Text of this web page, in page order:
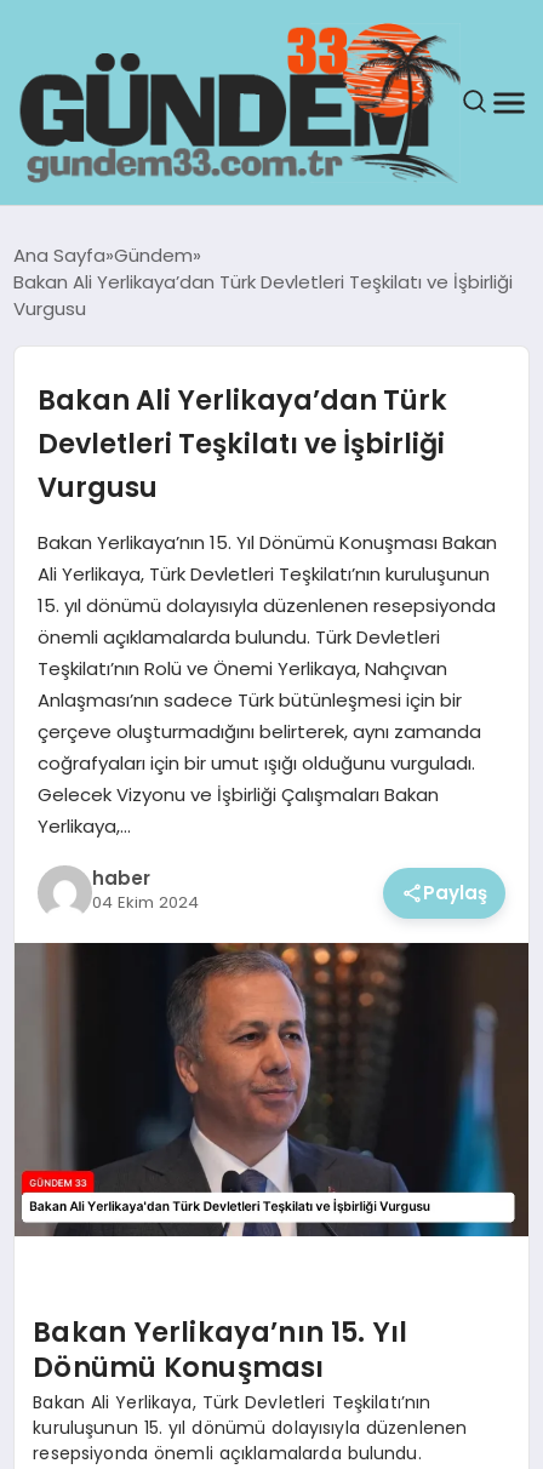
TEKNOLOJI
EKONOMI
MAGAZIN
Ana Sayfa Gündem
Bakan Ali Yerlikaya’dan Türk Devletleri Teşkilatı ve İşbirliği
Vurgusu
Bakan Ali Yerlikaya’dan Türk
Devletleri Teşkilatı ve İşbirliği
Vurgusu
Bakan Yerlikaya’nın 15. Yıl Dönümü Konuşması Bakan
Ali Yerlikaya, Türk Devletleri Teşkilatı’nın kuruluşunun
15. yıl dönümü dolayısıyla düzenlenen resepsiyonda
önemli açıklamalarda bulundu. Türk Devletleri
Teşkilatı’nın Rolü ve Önemi Yerlikaya, Nahçıvan
Anlaşması’nın sadece Türk bütünleşmesi için bir
çerçeve oluşturmadığını belirterek, aynı zamanda
coğrafyaları için bir umut ışığı olduğunu vurguladı.
Gelecek Vizyonu ve İşbirliği Çalışmaları Bakan
Yerlikaya,…
haber
04 Ekim 2024 Paylaş
Bakan Yerlikaya’nın 15. Yıl
Dönümü Konuşması
Bakan Ali Yerlikaya, Türk Devletleri Teşkilatı’nın
kuruluşunun 15. yıl dönümü dolayısıyla düzenlenen
resepsiyonda önemli açıklamalarda bulundu.